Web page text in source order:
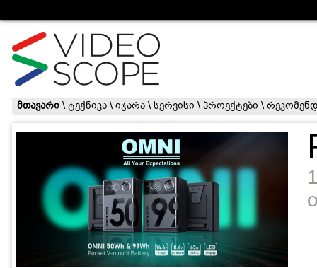
მთავარი \ ტექნიკა \ იჯარა \ სერვისი \ პროექტები \